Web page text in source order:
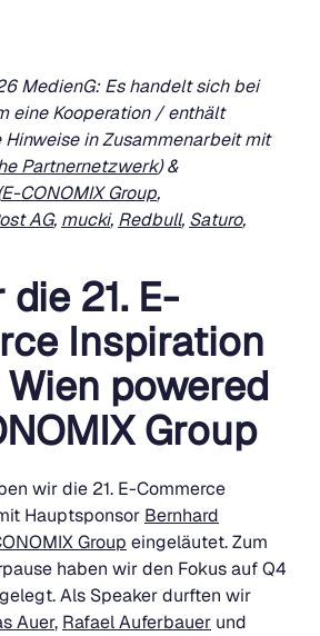
MedienG: Es handelt sich bei
eine Kooperation / enthält
in Zusammenarbeit mit
Partnernetzwerk) &
E-CONOMIX Group,
AG, mucki, Redbull, Saturo,
21. E-
Inspiration
powered
Group
wir die 21. E-Commerce
Hauptsponsor Bernhard
Group eingeläutet. Zum
haben wir den Fokus auf Q4
Als Speaker durften wir
Auer, Rafael Auferbauer und